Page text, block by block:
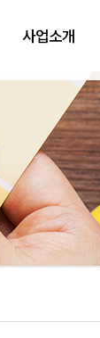
사업소개